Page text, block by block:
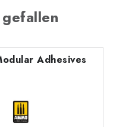
Adhesives